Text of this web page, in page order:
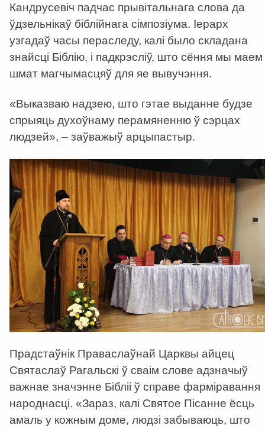
Кандрусевіч падчас прывітальнага слова да
ўдзельнікаў біблійнага сімпозіума. Іерарх
узгадаў часы пераследу, калі было складана
знайсці Біблію, і падкрэсліў, што сёння мы маем
шмат магчымасцяў для яе вывучэння.
«Выказваю надзею, што гэтае выданне будзе
спрыяць духоўнаму перамяненню ў сэрцах
людзей», – заўважыў арцыпастыр.
Прадстаўнік Праваслаўнай Царквы айцец
Святаслаў Рагальскі ў сваім слове адзначыў
важнае значэнне Бібліі ў справе фарміравання
народнасці. «Зараз, калі Святое Пісанне ёсць
амаль у кожным доме, людзі забываюць, што